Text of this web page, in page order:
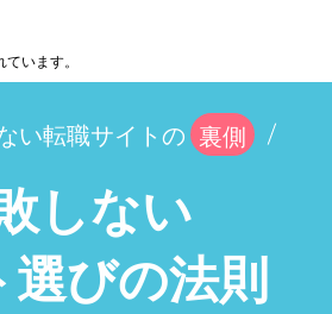
います。
い転職サイトの 裏側
しない
びの法則